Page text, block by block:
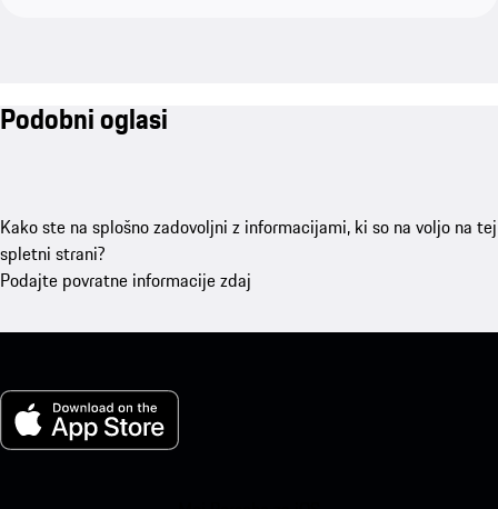
Podobni oglasi
Kako ste na splošno zadovoljni z informacijami, ki so na voljo na tej
spletni strani?
Podajte povratne informacije zdaj